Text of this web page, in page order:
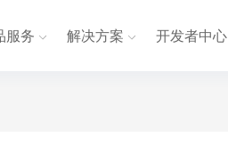
服务 解决方案 开发者中心